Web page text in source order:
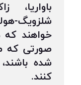
باواریا،
شلزویگ-
خواهند که
صورتی که
شده
کنند.